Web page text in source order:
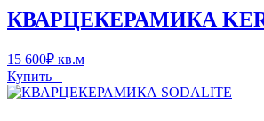
КВАРЦЕКЕРАМИКА
15 600₽ кв.м
Купить